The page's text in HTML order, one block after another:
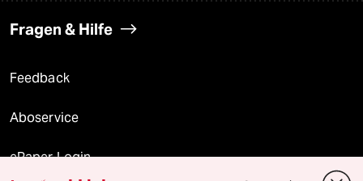
Fragen & Hilfe
Feedback
Aboservice
ePaper Login